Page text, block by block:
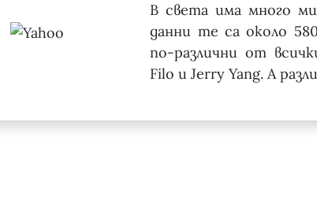
В света има много
данни те са около
по-различни от
Filo и Jerry Yang. А